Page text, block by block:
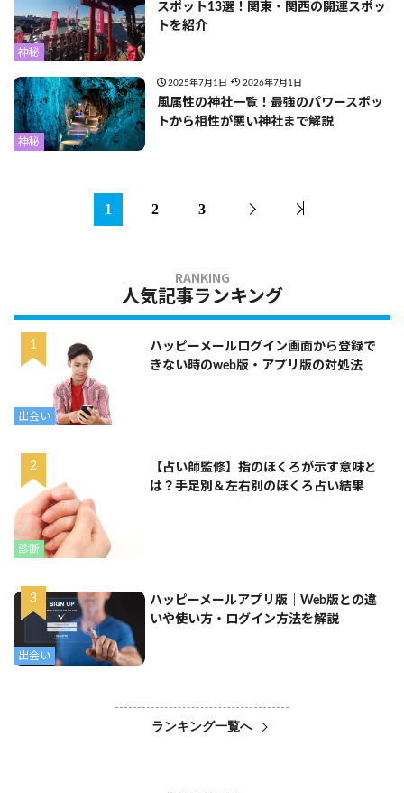
神秘
スポット13選！関東・関西の開運スポッ
トを紹介
神秘
2025年7月1日 2026年7月1日
風属性の神社一覧！最強のパワースポッ
トから相性が悪い神社まで解説
1 2 3
人気記事ランキング
出会い
ハッピーメールログイン画面から登録で
きない時のweb版・アプリ版の対処法
診断
【占い師監修】指のほくろが示す意味と
は？手足別＆左右別のほくろ占い結果
出会い
ハッピーメールアプリ版｜Web版との違
いや使い方・ログイン方法を解説
ランキング一覧へ